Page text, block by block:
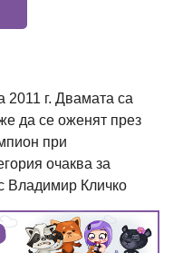
2011 г. Двамата са
да се оженят през
при
очаква за
Владимир Кличко